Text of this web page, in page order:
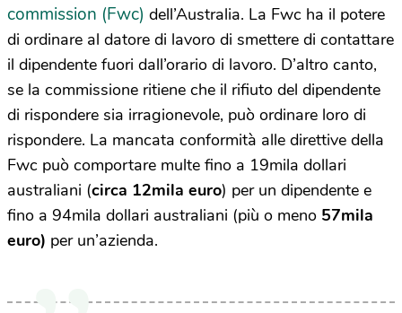
commission (Fwc) dell’Australia. La Fwc ha il potere
di ordinare al datore di lavoro di smettere di contattare
il dipendente fuori dall’orario di lavoro. D’altro canto,
se la commissione ritiene che il rifiuto del dipendente
di rispondere sia irragionevole, può ordinare loro di
rispondere. La mancata conformità alle direttive della
Fwc può comportare multe fino a 19mila dollari
australiani (circa 12mila euro) per un dipendente e
fino a 94mila dollari australiani (più o meno 57mila
euro) per un’azienda.